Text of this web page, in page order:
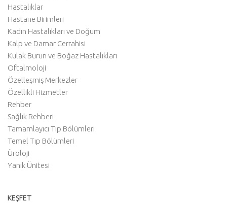
Hastalıklar
Hastane Birimleri
Kadın Hastalıkları ve Doğum
Kalp ve Damar Cerrahisi
Kulak Burun ve Boğaz Hastalıkları
Oftalmoloji
Özelleşmiş Merkezler
Özellikli Hizmetler
Rehber
Sağlık Rehberi
Tamamlayıcı Tıp Bölümleri
Temel Tıp Bölümleri
Üroloji
Yanık Ünitesi
KEŞFET